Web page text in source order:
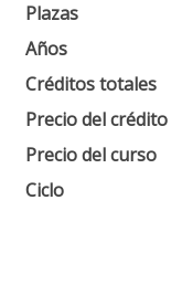
Plazas
Años
Créditos totales
Precio del crédito
Precio del curso
Ciclo